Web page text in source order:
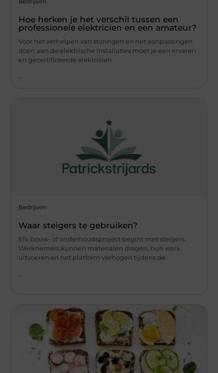
Hoe herken je het verschil tussen een
professionele elektricien en een amateur?
Voor het verhelpen van storingen en het aanpassingen
doen aan de elektrische installaties moet je een ervaren
en gecertificeerde elektricien
Bedrijven
Waar steigers te gebruiken?
Elk bouw- of onderhoudsproject begint met steigers.
Werknemers kunnen materialen dragen, hun werk
uitvoeren en het platform verhogen tijdens de